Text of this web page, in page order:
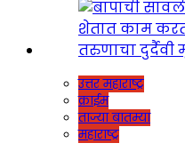
उत्तर महाराष्ट्र
क्राईम
ताज्या बातम्या
महाराष्ट्र